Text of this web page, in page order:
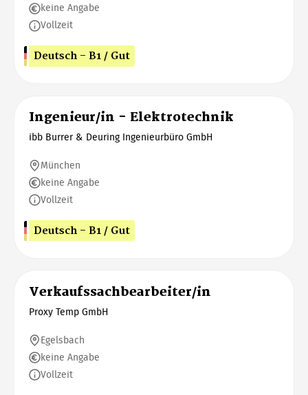
keine Angabe
Vollzeit
Deutsch - B1 / Gut
Ingenieur/in - Elektrotechnik
ibb Burrer & Deuring Ingenieurbüro GmbH
München
keine Angabe
Vollzeit
Deutsch - B1 / Gut
Verkaufssachbearbeiter/in
Proxy Temp GmbH
Egelsbach
keine Angabe
Vollzeit